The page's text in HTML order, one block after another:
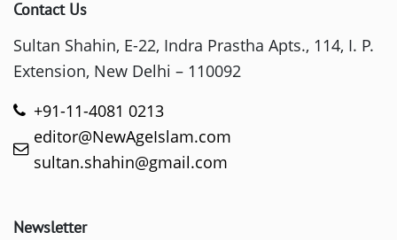
Contact Us
Sultan Shahin, E-22, Indra Prastha Apts., 114, I. P.
Extension, New Delhi – 110092
+91-11-4081 0213
editor@NewAgeIslam.com
sultan.shahin@gmail.com
Newsletter